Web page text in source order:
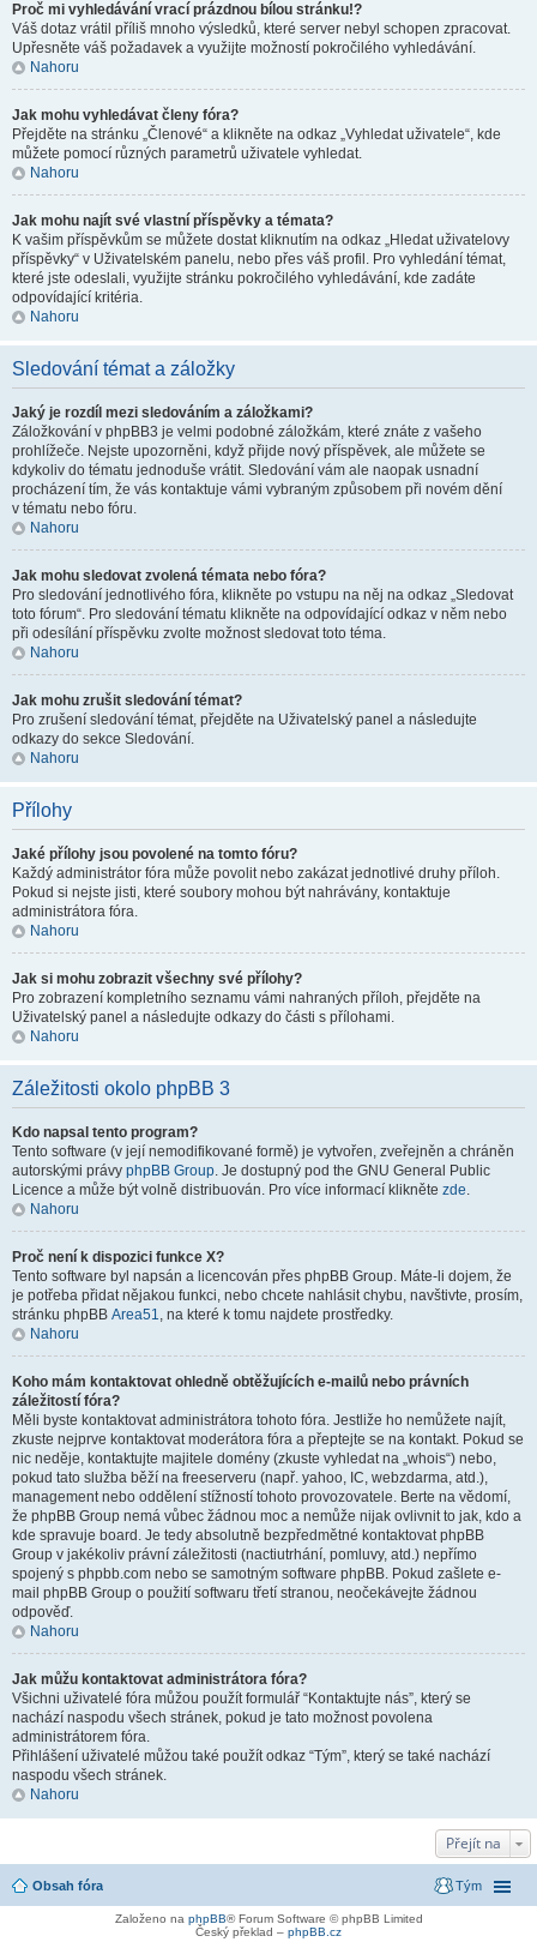
Proč mi vyhledávání vrací prázdnou bílou stránku!?
Váš dotaz vrátil příliš mnoho výsledků, které server nebyl schopen zpracovat.
Upřesněte váš požadavek a využijte možností pokročilého vyhledávání.
Nahoru
Jak mohu vyhledávat členy fóra?
Přejděte na stránku „Členové“ a klikněte na odkaz „Vyhledat uživatele“, kde
můžete pomocí různých parametrů uživatele vyhledat.
Nahoru
Jak mohu najít své vlastní příspěvky a témata?
K vašim příspěvkům se můžete dostat kliknutím na odkaz „Hledat uživatelovy
příspěvky“ v Uživatelském panelu, nebo přes váš profil. Pro vyhledání témat,
které jste odeslali, využijte stránku pokročilého vyhledávání, kde zadáte
odpovídající kritéria.
Nahoru
Sledování témat a záložky
Jaký je rozdíl mezi sledováním a záložkami?
Záložkování v phpBB3 je velmi podobné záložkám, které znáte z vašeho
prohlížeče. Nejste upozorněni, když přijde nový příspěvek, ale můžete se
kdykoliv do tématu jednoduše vrátit. Sledování vám ale naopak usnadní
procházení tím, že vás kontaktuje vámi vybraným způsobem při novém dění
v tématu nebo fóru.
Nahoru
Jak mohu sledovat zvolená témata nebo fóra?
Pro sledování jednotlivého fóra, klikněte po vstupu na něj na odkaz „Sledovat
toto fórum“. Pro sledování tématu klikněte na odpovídající odkaz v něm nebo
při odesílání příspěvku zvolte možnost sledovat toto téma.
Nahoru
Jak mohu zrušit sledování témat?
Pro zrušení sledování témat, přejděte na Uživatelský panel a následujte
odkazy do sekce Sledování.
Nahoru
Přílohy
Jaké přílohy jsou povolené na tomto fóru?
Každý administrátor fóra může povolit nebo zakázat jednotlivé druhy příloh.
Pokud si nejste jisti, které soubory mohou být nahrávány, kontaktuje
administrátora fóra.
Nahoru
Jak si mohu zobrazit všechny své přílohy?
Pro zobrazení kompletního seznamu vámi nahraných příloh, přejděte na
Uživatelský panel a následujte odkazy do části s přílohami.
Nahoru
Záležitosti okolo phpBB 3
Kdo napsal tento program?
Tento software (v její nemodifikované formě) je vytvořen, zveřejněn a chráněn
autorskými právy phpBB Group. Je dostupný pod the GNU General Public
Licence a může být volně distribuován. Pro více informací klikněte zde.
Nahoru
Proč není k dispozici funkce X?
Tento software byl napsán a licencován přes phpBB Group. Máte-li dojem, že
je potřeba přidat nějakou funkci, nebo chcete nahlásit chybu, navštivte, prosím,
stránku phpBB Area51, na které k tomu najdete prostředky.
Nahoru
Koho mám kontaktovat ohledně obtěžujících e-mailů nebo právních
záležitostí fóra?
Měli byste kontaktovat administrátora tohoto fóra. Jestliže ho nemůžete najít,
zkuste nejprve kontaktovat moderátora fóra a přeptejte se na kontakt. Pokud se
nic neděje, kontaktujte majitele domény (zkuste vyhledat na „whois“) nebo,
pokud tato služba běží na freeserveru (např. yahoo, IC, webzdarma, atd.),
management nebo oddělení stížností tohoto provozovatele. Berte na vědomí,
že phpBB Group nemá vůbec žádnou moc a nemůže nijak ovlivnit to jak, kdo a
kde spravuje board. Je tedy absolutně bezpředmětné kontaktovat phpBB
Group v jakékoliv právní záležitosti (nactiutrhání, pomluvy, atd.) nepřímo
spojený s phpbb.com nebo se samotným software phpBB. Pokud zašlete e-
mail phpBB Group o použití softwaru třetí stranou, neočekávejte žádnou
odpověď.
Nahoru
Jak můžu kontaktovat administrátora fóra?
Všichni uživatelé fóra můžou použít formulář “Kontaktujte nás”, který se
nachází naspodu všech stránek, pokud je tato možnost povolena
administrátorem fóra.
Přihlášení uživatelé můžou také použít odkaz “Tým”, který se také nachází
naspodu všech stránek.
Nahoru
Přejít na
Obsah fóra Tým
Založeno na phpBB® Forum Software © phpBB Limited
Český překlad – phpBB.cz